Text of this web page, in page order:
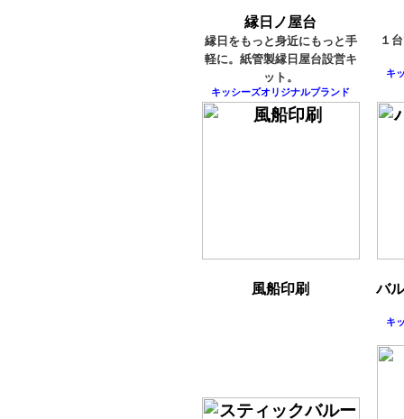
縁日ノ屋台
縁日をもっと身近にもっと手
軽に。紙管製縁日屋台設営キ
ット。
キッシーズオリジナルブランド
１
キ
風船印刷 バ
キ